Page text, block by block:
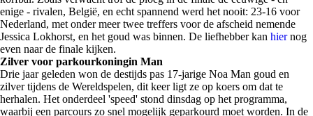
enige - rivalen, België, en echt spannend werd het nooit: 23-16 voor
Nederland, met onder meer twee treffers voor de afscheid nemende
Jessica Lokhorst, en het goud was binnen. De liefhebber kan hiernog
even naar de finale kijken.
Zilver voor parkourkoningin Man
Drie jaar geleden won de destijds pas 17-jarige Noa Man goud en
zilver tijdens de Wereldspelen, dit keer ligt ze op koers om dat te
herhalen. Het onderdeel 'speed' stond dinsdag op het programma,
waarbij een parcours zo snel mogelijk geparkourd moet worden. In de